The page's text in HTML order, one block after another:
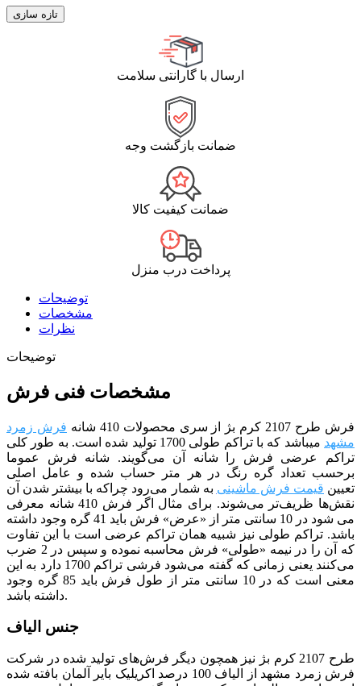
ارسال با گارانتی سلامت
ضمانت بازگشت وجه
ضمانت کیفیت کالا
پرداخت درب منزل
توضیحات
مشخصات
نظرات
توضیحات
مشخصات فنی فرش
فرش طرح 2107 کرم بژ از سری محصولات 410 شانه
فرش زمرد
مشهد
می­باشد که با تراکم طولی 1700 تولید شده است. به طور کلی
تراکم عرضی فرش را شانه آن می‌گویند. شانه فرش عموما
برحسب تعداد گره رنگ در هر متر حساب شده و عامل اصلی
تعیین قیمت فرش ماشینی به شمار می‌رود چراکه با بیشتر شدن آن
نقش‌ها ظریف‌تر می‌شوند. برای مثال اگر فرش 410 شانه معرفی
می شود در 10 سانتی متر از «عرض» فرش باید 41 گره وجود داشته
باشد. تراکم طولی نیز شبیه همان تراکم عرضی است با این تفاوت
که آن را در نیمه «طولی» فرش محاسبه نموده و سپس در 2 ضرب
می‌کنند یعنی زمانی که گفته می‌شود فرشی تراکم 1700 دارد به این
معنی است که در 10 سانتی متر از طول فرش باید 85 گره وجود
داشته باشد.
جنس الیاف
طرح 2107 کرم بژ نیز همچون دیگر فرش‌های تولید شده در شرکت
فرش زمرد مشهد از الیاف 100 درصد اکریلیک بایر آلمان بافته شده